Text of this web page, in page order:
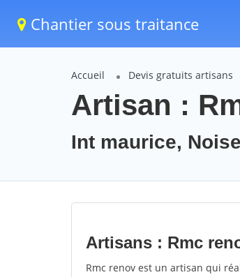
Chantier sous traitance
Accueil Devis gratuits artisans
Artisan :
Int maurice,
Artisans : Rmc
Rmc renov est un artisan qui